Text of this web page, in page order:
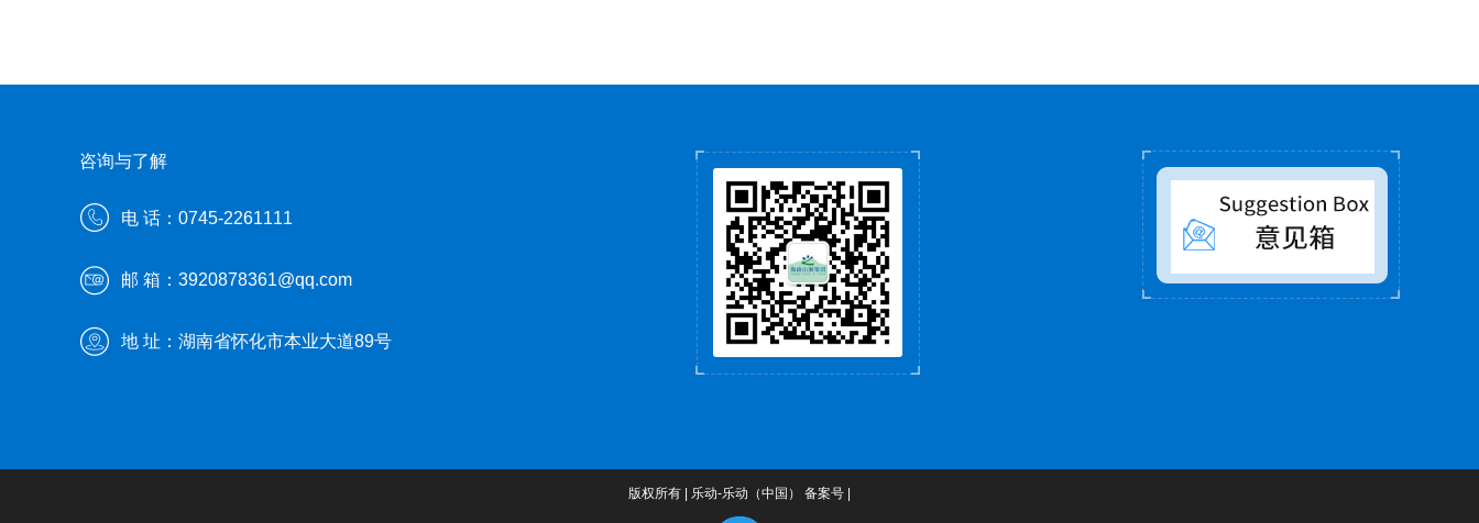
咨询与了解
电 话：0745-2261111
邮 箱：3920878361@qq.com
地 址：湖南省怀化市本业大道89号
版权所有 | 乐动-乐动（中国） 备案号 |